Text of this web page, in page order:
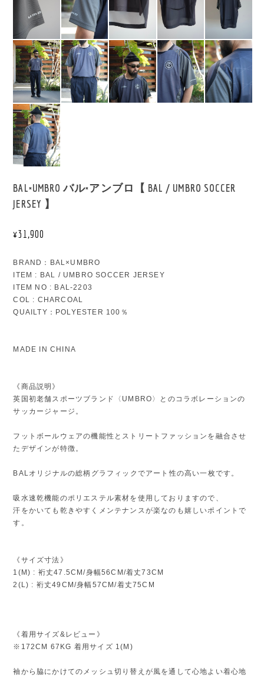
BAL×UMBRO バル×アンブロ【 BAL / UMBRO SOCCER
JERSEY 】
¥31,900
BRAND：BAL×UMBRO
ITEM : BAL / UMBRO SOCCER JERSEY
ITEM NO : BAL-2203
COL : CHARCOAL
QUAILTY：POLYESTER 100％
MADE IN CHINA
《商品説明》
英国初老舗スポーツブランド〈UMBRO〉とのコラボレーションの
サッカージャージ。
フットボールウェアの機能性とストリートファッションを融合させ
たデザインが特徴。
BALオリジナルの総柄グラフィックでアート性の高い一枚です。
吸水速乾機能のポリエステル素材を使用しておりますので、
汗をかいても乾きやすくメンテナンスが楽なのも嬉しいポイントで
す。
《サイズ寸法》
1(M) : 裄丈47.5CM/身幅56CM/着丈73CM
2(L) : 裄丈49CM/身幅57CM/着丈75CM
《着用サイズ&レビュー》
※172CM 67KG 着用サイズ 1(M)
袖から脇にかけてのメッシュ切り替えが風を通して心地よい着心地